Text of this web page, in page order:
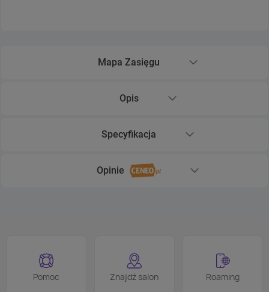
Mapa Zasięgu
Rozwiń sekcję Mapa Zasięgu
Opis
Rozwiń sekcję Opis
Specyfikacja
Rozwiń sekcję Specyfikacja
Opinie
Rozwiń sekcję Opinie
Pomoc Znajdź salon Roaming